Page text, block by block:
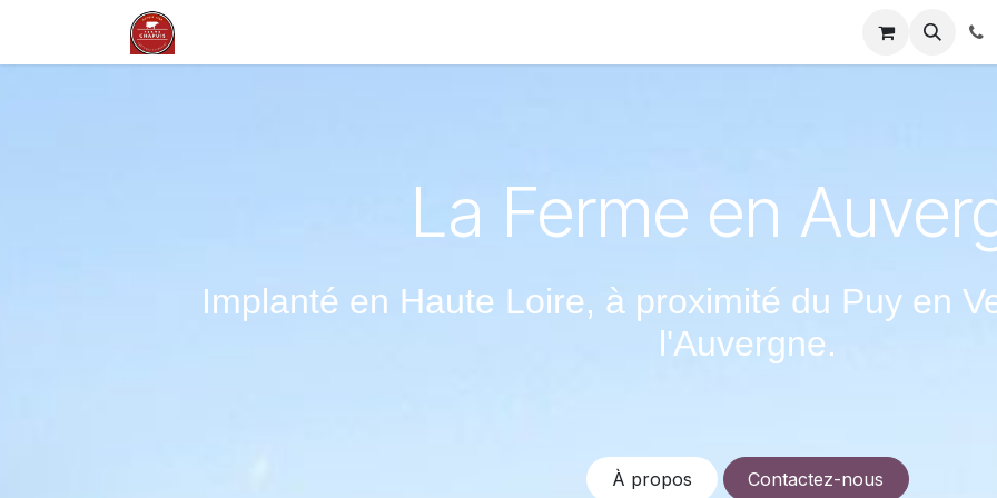
marchés hiver 2021
La Ferme en
Implanté en Haute Loire, à proximité du Puy en
l'Auvergne.
À propos Contactez-nous